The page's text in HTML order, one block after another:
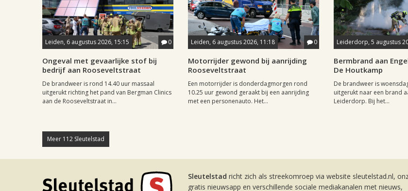
Leiden, 6 augustus 2026, 15:15 0
Ongeval met gevaarlijke stof bij
bedrijf aan Rooseveltstraat
De brandweer is rond 14.40 uur massaal
uitgerukt richting het pand van Bergman Clinics
aan de Rooseveltstraat in...
Leiden, 6 augustus 2026, 11:18 0
Motorrijder gewond bij aanrijding
Rooseveltstraat
Een motorrijder is donderdagmorgen rond
10.25 uur gewond geraakt bij een aanrijding
met een personenauto. Het...
Leiderdorp, 5 augustus
Bermbrand aan
De Houtkamp
De brandweer is
uitgerukt naar een brand
Leiderdorp. Bij het...
Meer 112 Sleutelstad
Sleutelstad richt zich als streekomroep via website sleutelstad.nl,
gratis nieuwsapp en verschillende sociale mediakanalen met nieuws,